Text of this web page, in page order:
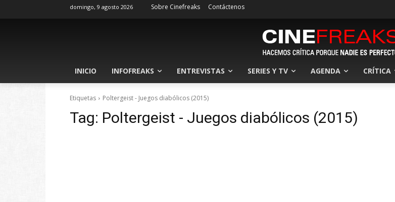
domingo, 9 agosto 2026 Sobre Cinefreaks Contáctenos
INICIO INFOFREAKS ENTREVISTAS SERIES Y TV AGENDA CRÍTICA
Etiquetas Poltergeist - Juegos diabólicos (2015)
Tag: Poltergeist - Juegos diabólicos (2015)